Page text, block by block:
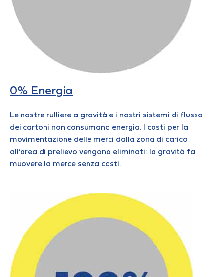
0% Energia
Le nostre rulliere a gravità e i nostri sistemi di flusso
dei cartoni non consumano energia. I costi per la
movimentazione delle merci dalla zona di carico
all’area di prelievo vengono eliminati: la gravità fa
muovere la merce senza costi.